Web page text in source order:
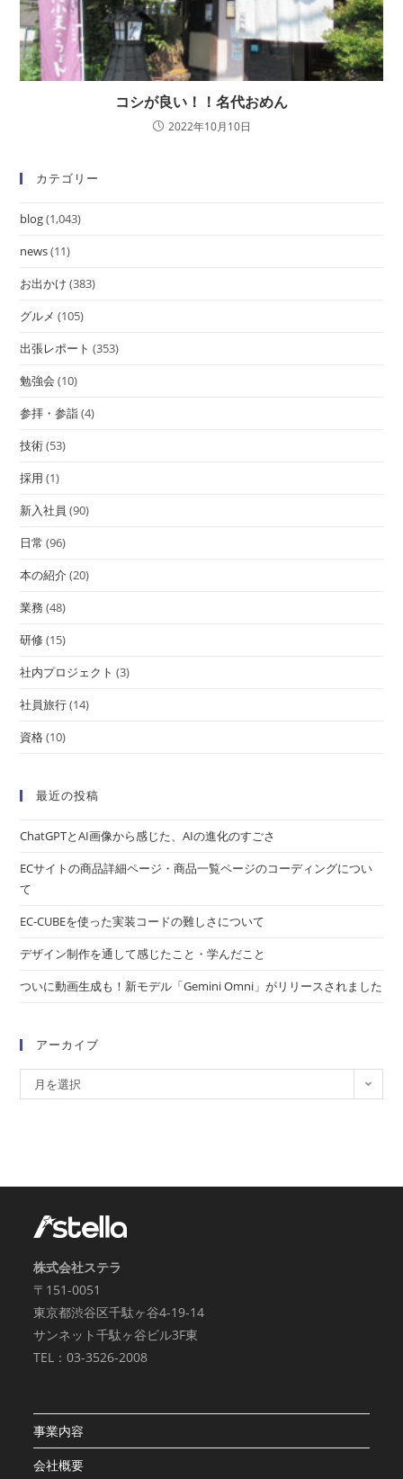
コシが良い！！名代おめん
2022年10月10日
カテゴリー
blog(1,043)
news(11)
お出かけ (383)
グルメ (105)
出張レポート (353)
勉強会 (10)
参拝・参詣(4)
技術(53)
採用 (1)
新入社員 (90)
日常 (96)
本の紹介(20)
業務(48)
研修(15)
社内プロジェクト (3)
社員旅行(14)
資格(10)
最近の投稿
ChatGPTとAI画像から感じた、AIの進化のすごさ
ECサイトの商品詳細ページ・商品一覧ページのコーディングについ
て
EC-CUBEを使った実装コードの難しさについて
デザイン制作を通して感じたこと・学んだこと
ついに動画生成も！新モデル「Gemini Omni」がリリースされました
アーカイブ
月を選択
株式会社ステラ
〒151-0051
東京都渋谷区千駄ヶ谷4-19-14
サンネット千駄ヶ谷ビル3F東
TEL：03-3526-2008
事業内容
会社概要